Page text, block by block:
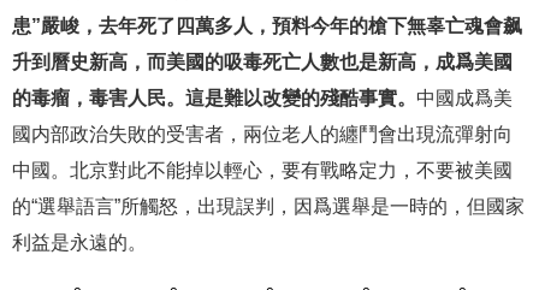
患”嚴峻，去年死了四萬多人，預料今年的槍下無辜亡魂會飙
升到曆史新高，而美國的吸毒死亡人數也是新高，成爲美國
的毒瘤，毒害人民。這是難以改變的殘酷事實。 中國成爲美
國内部政治失敗的受害者，兩位老人的纏鬥會出現流彈射向
中國。北京對此不能掉以輕心，要有戰略定力，不要被美國
的“選舉語言”所觸怒，出現誤判，因爲選舉是一時的，但國家
利益是永遠的。